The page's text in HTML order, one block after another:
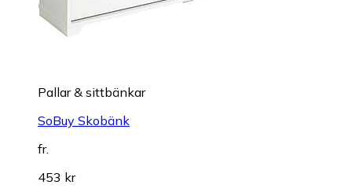
Pallar & sittbänkar
SoBuy Skobänk
fr.
453 kr